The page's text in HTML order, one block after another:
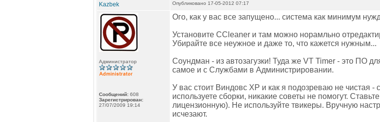
Kazbek Опубликовано 17-05-2012 07:17
Администратор
Сообщений: 608
Зарегистрирован:
27/07/2009 19:14
Ого, как у вас все запущено... система как минимум
Установите CCleaner и там можно норамльно
Убирайте все неужное и даже то, что кажется нужным...
Соундман - из автозагузки! Туда же VT Timer - это ПО
самое и с Службами в Администрировании.
У вас стоит Виндовс ХР и как я подозреваю не чистая -
используете сборки, никакие советы не помогут.
лицензионную). Не используйте твикеры. Вручную
исчезают.